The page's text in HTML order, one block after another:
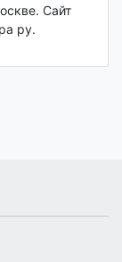
Сайт
ру.